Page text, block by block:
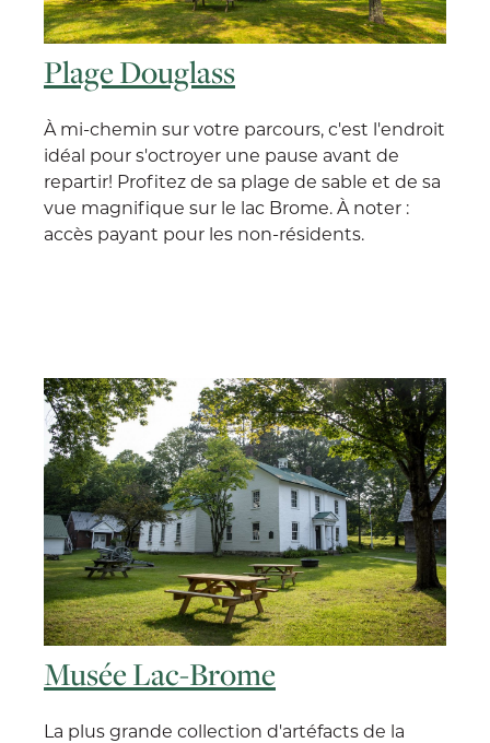
Plage Douglass
À mi-chemin sur votre parcours, c'est l'endroit
idéal pour s'octroyer une pause avant de
repartir! Profitez de sa plage de sable et de sa
vue magnifique sur le lac Brome. À noter :
accès payant pour les non-résidents.
Musée Lac-Brome
La plus grande collection d'artéfacts de la